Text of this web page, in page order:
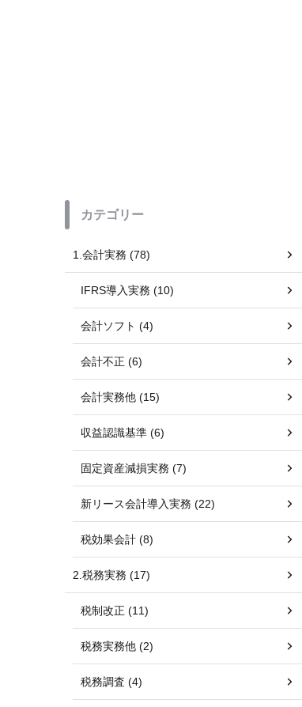
カテゴリー
1.会計実務 (78)
IFRS導入実務 (10)
会計ソフト (4)
会計不正 (6)
会計実務他 (15)
収益認識基準 (6)
固定資産減損実務 (7)
新リース会計導入実務 (22)
税効果会計 (8)
2.税務実務 (17)
税制改正 (11)
税務実務他 (2)
税務調査 (4)